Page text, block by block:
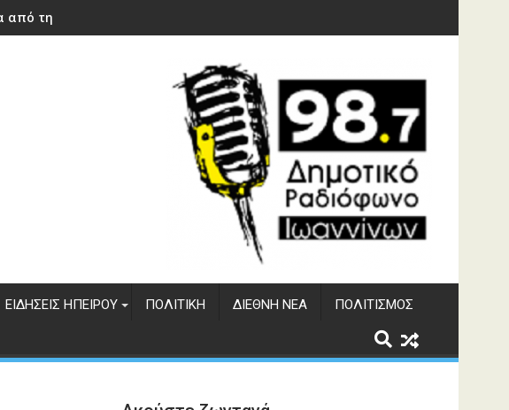
την ίδρυση του ΔΣΕ
ΕΙΔΉΣΕΙΣ ΗΠΕΊΡΟΥ ΠΟΛΙΤΙΚΉ ΔΙΕΘΝΉ ΝΈΑ ΠΟΛΙΤΙΣΜΌΣ